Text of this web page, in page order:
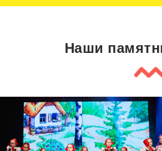
Наши